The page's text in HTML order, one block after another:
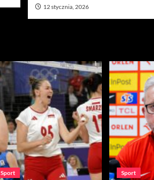
12 stycznia, 2026
Sport Sport